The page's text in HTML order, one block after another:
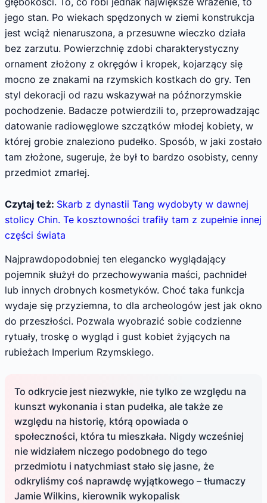
jego stan. Po wiekach spędzonych w ziemi konstrukcja
jest wciąż nienaruszona, a przesuwne wieczko działa
bez zarzutu. Powierzchnię zdobi charakterystyczny
ornament złożony z okręgów i kropek, kojarzący się
mocno ze znakami na rzymskich kostkach do gry. Ten
styl dekoracji od razu wskazywał na późnorzymskie
pochodzenie. Badacze potwierdzili to, przeprowadzając
datowanie radiowęglowe szczątków młodej kobiety, w
której grobie znaleziono pudełko. Sposób, w jaki zostało
tam złożone, sugeruje, że był to bardzo osobisty, cenny
przedmiot zmarłej.
Czytaj też: Skarb z dynastii Tang wydobyty w dawnej
stolicy Chin. Te kosztowności trafiły tam z zupełnie innej
części świata
Najprawdopodobniej ten elegancko wyglądający
pojemnik służył do przechowywania maści, pachnideł
lub innych drobnych kosmetyków. Choć taka funkcja
wydaje się przyziemna, to dla archeologów jest jak okno
do przeszłości. Pozwala wyobrazić sobie codzienne
rytuały, troskę o wygląd i gust kobiet żyjących na
rubieżach Imperium Rzymskiego.
To odkrycie jest niezwykłe, nie tylko ze względu na
kunszt wykonania i stan pudełka, ale także ze
względu na historię, którą opowiada o
społeczności, która tu mieszkała. Nigdy wcześniej
nie widziałem niczego podobnego do tego
przedmiotu i natychmiast stało się jasne, że
odkryliśmy coś naprawdę wyjątkowego – tłumaczy
Jamie Wilkins, kierownik wykopalisk